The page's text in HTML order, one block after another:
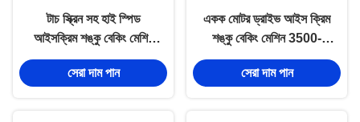
টাচ স্ক্রিন সহ হাই স্পিড
আইসক্রিম শঙ্কু বেকিং মেশিন
4500 কেজি
সেরা দাম পান
একক মোটর ড্রাইভ আইস ক্রিম
শঙ্কু বেকিং মেশিন 3500-
4000pcs / এইচ ক্যাপাসিটি
সেরা দাম পান